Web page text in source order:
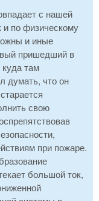
с нашей
и по физическому
и иные
пришедший в
куда там
думать, что он
свою
при пожаре.
большой ток,